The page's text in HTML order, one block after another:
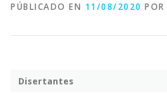
PÚBLICADO EN 11/08/2020 POR
Disertantes